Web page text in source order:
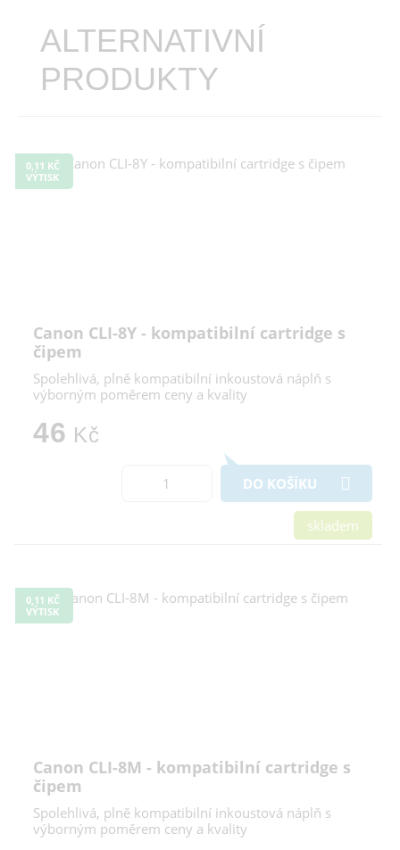
ALTERNATIVNÍ
PRODUKTY
0,11 KČ
VÝTISK
Canon CLI-8Y - kompatibilní cartridge s
čipem
Spolehlivá, plně kompatibilní inkoustová náplň s
výborným poměrem ceny a kvality
46 Kč
DO KOŠÍKU
skladem
0,11 KČ
VÝTISK
Canon CLI-8M - kompatibilní cartridge s
čipem
Spolehlivá, plně kompatibilní inkoustová náplň s
výborným poměrem ceny a kvality